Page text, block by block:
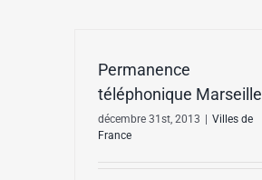
Permanence
téléphonique Marseille
décembre 31st, 2013
Villes de
France